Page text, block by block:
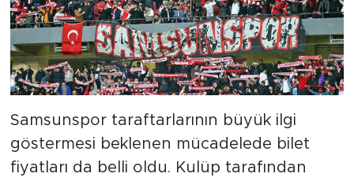
Samsunspor taraftarlarının büyük ilgi
göstermesi beklenen mücadelede bilet
fiyatları da belli oldu. Kulüp tarafından